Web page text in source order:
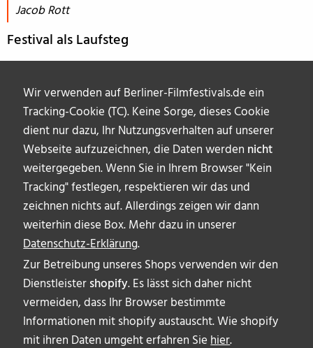
Wir verwenden auf Berliner-Filmfestivals.de ein
Tracking-Cookie (TC). Keine Sorge, dieses Cookie
dient nur dazu, Ihr Nutzungsverhalten auf unserer
Webseite aufzuzeichnen, die Daten werden nicht
weitergegeben. Wenn Sie in Ihrem Browser "Kein
Tracking" festlegen, respektieren wir das und
zeichnen nichts auf. Allerdings zeigen wir dann
weiterhin diese Box. Mehr dazu in unserer
Datenschutz-Erklärung.
Zur Betreibung unseres Shops verwenden wir den
Dienstleistershopify. Es lässt sich daher nicht
vermeiden, dass Ihr Browser bestimmte
Informationen mit shopify austauscht. Wie shopify
mit ihren Daten umgeht erfahren Siehier.
Jacob Rott
Festival als Laufsteg
Caro Daur
ÜBER UNS
AUTOR_INNEN